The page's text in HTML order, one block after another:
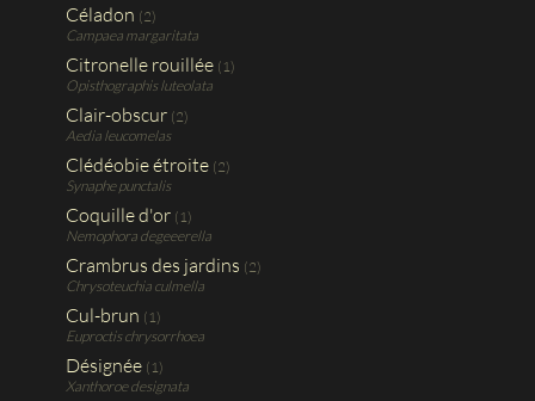
Céladon (2)
Campaea margaritata
Citronelle rouillée (1)
Opisthographis luteolata
Clair-obscur (2)
Aedia leucomelas
Clédéobie étroite (2)
Synaphe punctalis
Coquille d'or (1)
Nemophora degeeerella
Crambrus des jardins (2)
Chrysoteuchia culmella
Cul-brun (1)
Euproctis chrysorrhoea
Désignée (1)
Xanthoroe designata